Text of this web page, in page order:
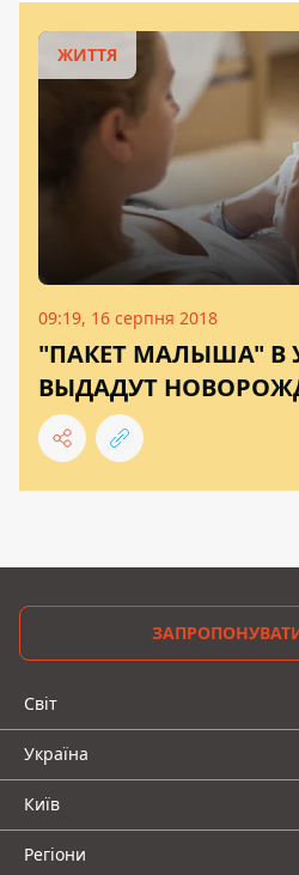
ЖИТТЯ
09:19, 16 серпня 2018
"ПАКЕТ МАЛЫША" В
ВЫДАДУТ
Світ
Україна
Київ
Регіони